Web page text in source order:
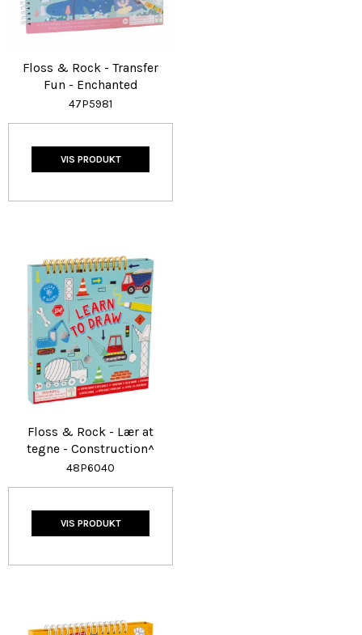
Floss & Rock - Transfer
Fun - Enchanted
47P5981
VIS PRODUKT
Floss & Rock - Lær at
tegne - Construction^
48P6040
VIS PRODUKT